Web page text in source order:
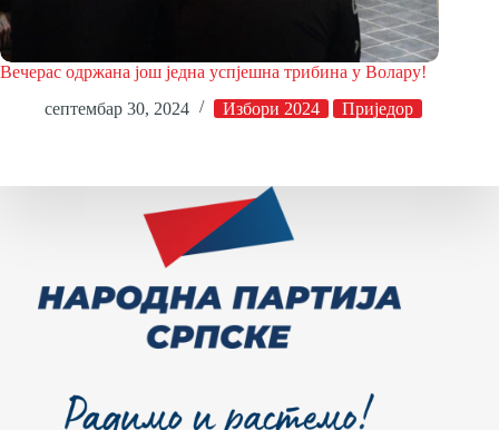
Вечерас одржана још једна успјешна трибина у Волару!
септембар 30, 2024
Избори 2024 Приједор